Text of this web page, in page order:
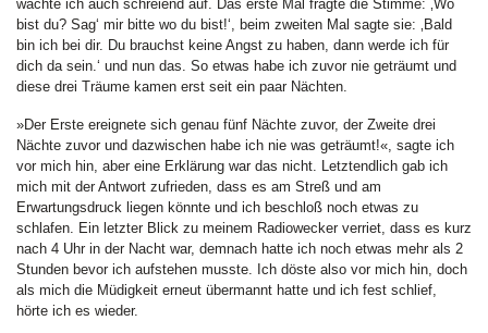
wachte ich auch schreiend auf. Das erste Mal fragte die Stimme: ‚Wo
bist du? Sag‘ mir bitte wo du bist!‘, beim zweiten Mal sagte sie: ‚Bald
bin ich bei dir. Du brauchst keine Angst zu haben, dann werde ich für
dich da sein.‘ und nun das. So etwas habe ich zuvor nie geträumt und
diese drei Träume kamen erst seit ein paar Nächten.
»Der Erste ereignete sich genau fünf Nächte zuvor, der Zweite drei
Nächte zuvor und dazwischen habe ich nie was geträumt!«, sagte ich
vor mich hin, aber eine Erklärung war das nicht. Letztendlich gab ich
mich mit der Antwort zufrieden, dass es am Streß und am
Erwartungsdruck liegen könnte und ich beschloß noch etwas zu
schlafen. Ein letzter Blick zu meinem Radiowecker verriet, dass es kurz
nach 4 Uhr in der Nacht war, demnach hatte ich noch etwas mehr als 2
Stunden bevor ich aufstehen musste. Ich döste also vor mich hin, doch
als mich die Müdigkeit erneut übermannt hatte und ich fest schlief,
hörte ich es wieder.